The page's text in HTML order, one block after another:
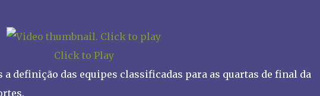
Click to Play
a definição das equipes classificadas para as quartas de final da